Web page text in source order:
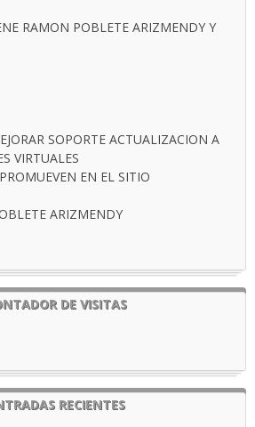
RAMON POBLETE ARIZMENDY Y
SOPORTE ACTUALIZACION A
VIRTUALES
EN EL SITIO
ARIZMENDY
DE VISITAS
RECIENTES